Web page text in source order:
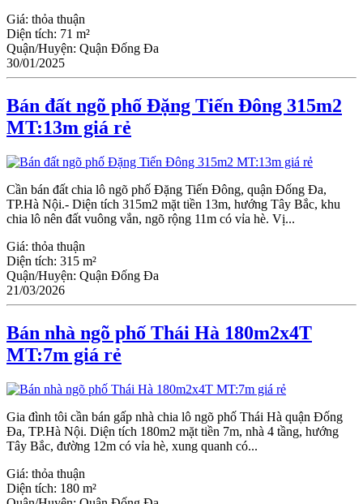
Giá: thỏa thuận
Diện tích: 71 m²
Quận/Huyện: Quận Đống Đa
30/01/2025
Bán đất ngõ phố Đặng Tiến Đông 315m2
MT:13m giá rẻ
Cần bán đất chia lô ngõ phố Đặng Tiến Đông, quận Đống Đa,
TP.Hà Nội.- Diện tích 315m2 mặt tiền 13m, hướng Tây Bắc, khu
chia lô nên đất vuông vắn, ngõ rộng 11m có vỉa hè. Vị...
Giá: thỏa thuận
Diện tích: 315 m²
Quận/Huyện: Quận Đống Đa
21/03/2026
Bán nhà ngõ phố Thái Hà 180m2x4T
MT:7m giá rẻ
Gia đình tôi cần bán gấp nhà chia lô ngõ phố Thái Hà quận Đống
Đa, TP.Hà Nội. Diện tích 180m2 mặt tiền 7m, nhà 4 tầng, hướng
Tây Bắc, đường 12m có vỉa hè, xung quanh có...
Giá: thỏa thuận
Diện tích: 180 m²